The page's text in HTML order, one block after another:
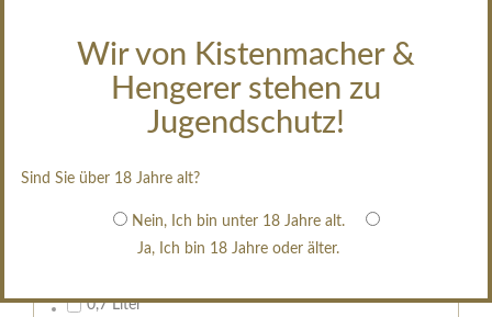
Wir von Kistenmacher &
Hengerer stehen zu
Jugendschutz!
Sind Sie über 18 Jahre alt?
Nein, Ich bin unter 18 Jahre alt.
Ja, Ich bin 18 Jahre oder älter.
halbtrocken
edelsüß
erfrischend, nicht zu süß
0,7 Liter